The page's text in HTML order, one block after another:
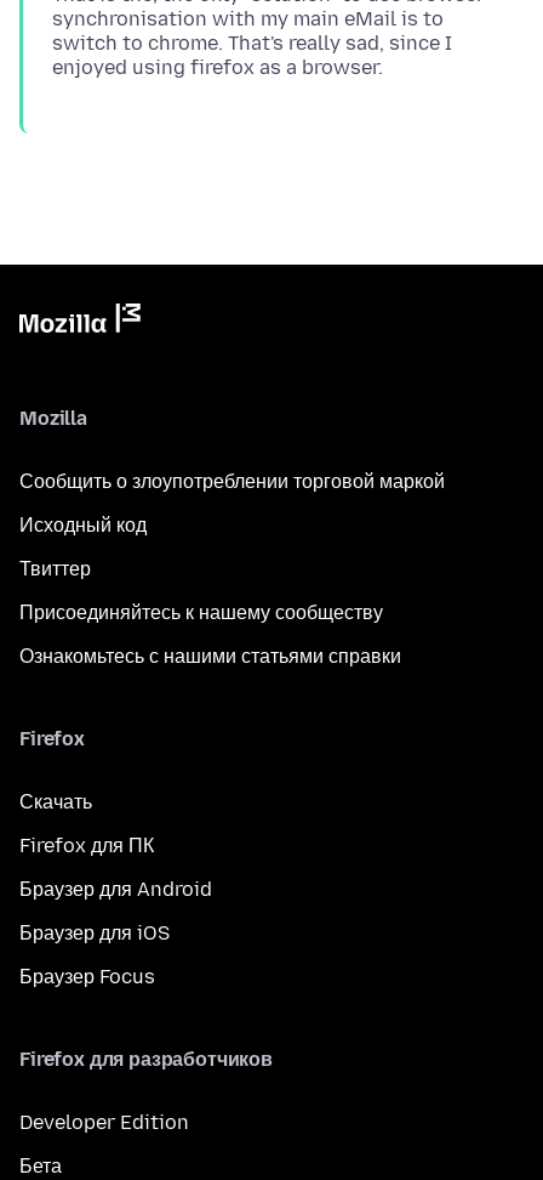
synchronisation with my main eMail is to
switch to chrome. That's really sad, since I
Mozilla
Сообщить о злоупотреблении торговой маркой
Исходный код
Твиттер
Присоединяйтесь к нашему сообществу
Ознакомьтесь с нашими статьями справки
Firefox
Скачать
Firefox для ПК
Браузер для Android
Браузер для iOS
Браузер Focus
Firefox для разработчиков
Developer Edition
Бета